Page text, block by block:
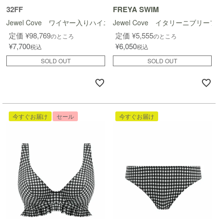
32FF
Jewel Cove ワイヤー入りハイエイペックスビキニ(単体)
定価 ¥98,769のところ
¥7,700税込
SOLD OUT
FREYA SWIM
Jewel Cove イタリーニブリーフ
定価 ¥5,555のところ
¥6,050税込
SOLD OUT
今すぐお届け セール 今すぐお届け